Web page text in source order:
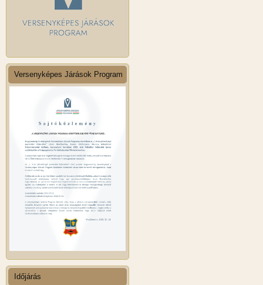
Versenyképes Járások Program
Időjárás